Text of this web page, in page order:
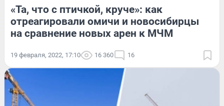
«Та, что с птичкой, круче»: как
отреагировали омичи и новосибирцы
на сравнение новых арен к МЧМ
19 февраля, 2022, 17:10 16 360 16